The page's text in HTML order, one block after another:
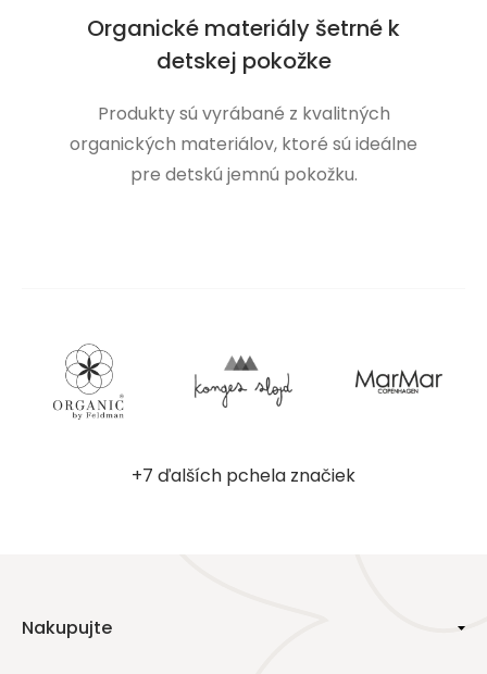
Organické materiály šetrné k
detskej pokožke
Produkty sú vyrábané z kvalitných
organických materiálov, ktoré sú ideálne
pre detskú jemnú pokožku.
+7 ďalších pchela značiek
Nakupujte